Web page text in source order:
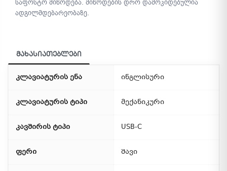
საფოსტო მიწოდება. მიწოდების დრო დამოკიდებულია
ადგილმდებარეობაზე.
მახასიათებლები
კლავიატურის ენა ინგლისური
კლავიატურის ტიპი მექანიკური
კავშირის ტიპი USB-C
ფერი შავი